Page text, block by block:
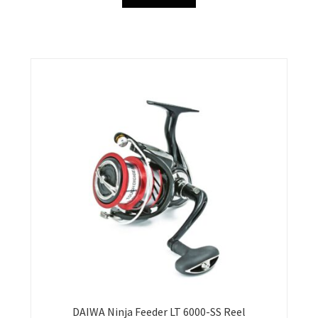
DAIWA Ninja Feeder LT 6000-SS Reel